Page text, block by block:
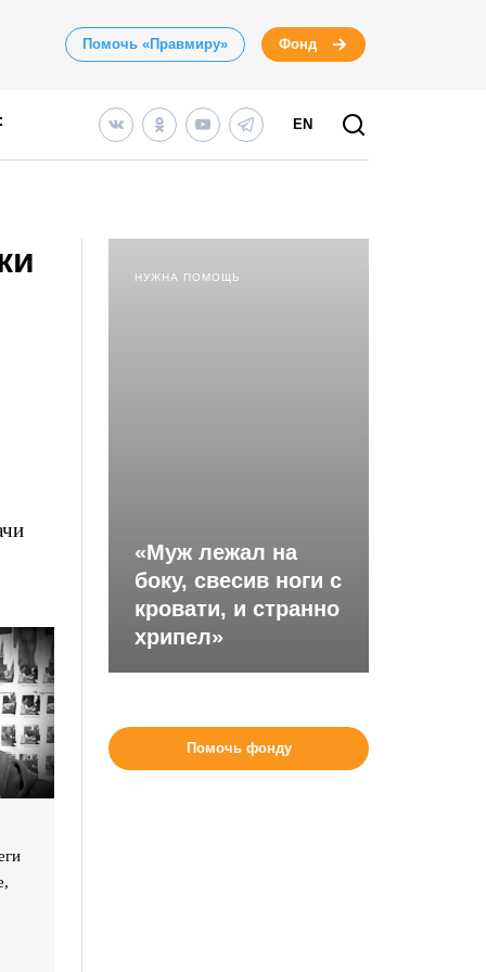
Помочь «Правмиру» Фонд
EN
НУЖНА ПОМОЩЬ
«Муж лежал на
боку, свесив ноги с
кровати, и странно
хрипел»
Помочь фонду